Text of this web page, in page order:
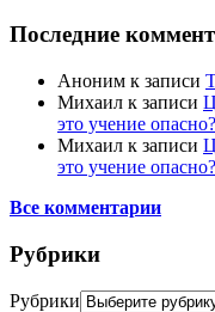
Последние
Аноним к записи
Михаил к записи
это учение опасно?
Михаил к записи
это учение опасно?
Все комментарии
Рубрики
Рубрики